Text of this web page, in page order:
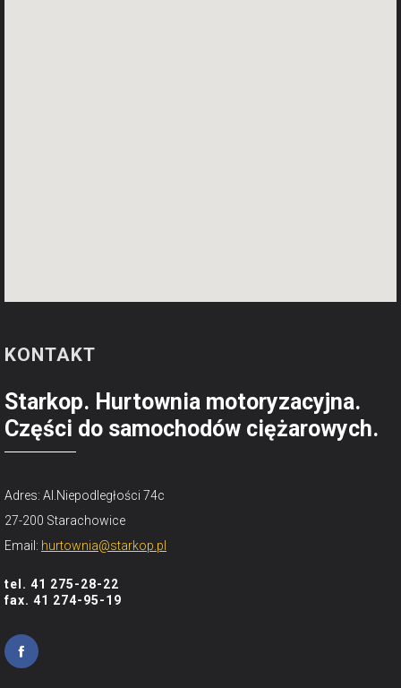
KONTAKT
Starkop. Hurtownia motoryzacyjna.
Części do samochodów ciężarowych.
Adres: Al.Niepodległości 74c
27-200 Starachowice
Email: hurtownia@starkop.pl
tel. 41 275-28-22
fax. 41 274-95-19